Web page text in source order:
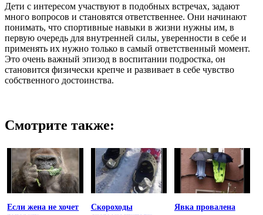
Дети с интересом участвуют в подобных встречах, задают
много вопросов и становятся ответственнее. Они начинают
понимать, что спортивные навыки в жизни нужны им, в
первую очередь для внутренней силы, уверенности в себе и
применять их нужно только в самый ответственный момент.
Это очень важный эпизод в воспитании подростка, он
становится физически крепче и развивает в себе чувство
собственного достоинства.
Смотрите также:
Если жена не хочет
Скороходы
Явка провалена